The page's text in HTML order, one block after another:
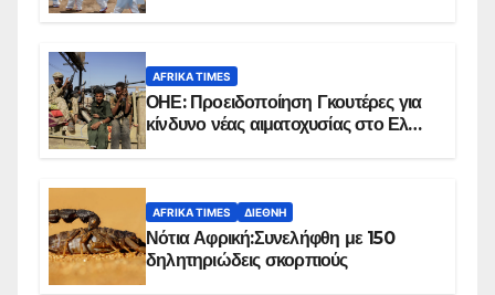
AFRIKA TIMES
ΟΗΕ: Προειδοποίηση Γκουτέρες για
κίνδυνο νέας αιματοχυσίας στο Ελ
AFRIKA TIMES ΔΙΕΘΝΉ
Νότια Αφρική:Συνελήφθη με 150
δηλητηριώδεις σκορπιούς